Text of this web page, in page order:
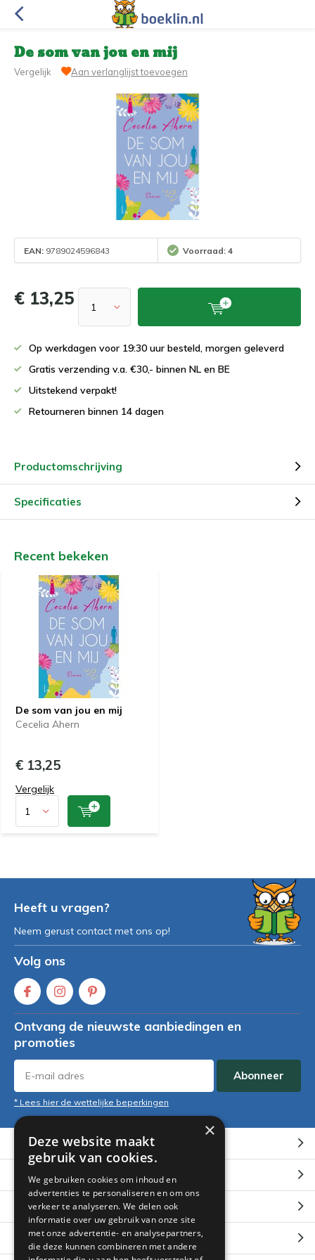
De som van jou en mij
Vergelijk Aan verlanglijst toevoegen
EAN: 9789024596843 Voorraad: 4
€ 13,25
Op werkdagen voor 19:30 uur besteld, morgen geleverd
Gratis verzending v.a. €30,- binnen NL en BE
Uitstekend verpakt!
Retourneren binnen 14 dagen
Productomschrijving
Specificaties
Recent bekeken
De som van jou en mij
Cecelia Ahern
€ 13,25
Vergelijk
Heeft u vragen?
Neem gerust contact met ons op!
Volg ons
Ontvang de nieuwste aanbiedingen en
promoties
Abonneer
* Lees hier de wettelijke beperkingen
Klantenservice
Mijn account
Categorieën
Contact
×
Deze website maakt
gebruik van cookies.
We gebruiken cookies om inhoud en
advertenties te personaliseren en om ons
verkeer te analyseren. We delen ook
informatie over uw gebruik van onze site
met onze advertentie- en analysepartners,
die deze kunnen combineren met andere